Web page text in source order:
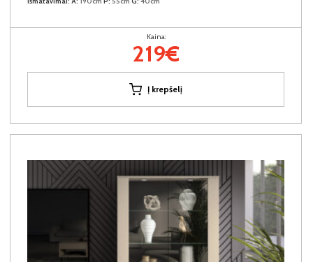
Kaina:
219€
Į krepšelį